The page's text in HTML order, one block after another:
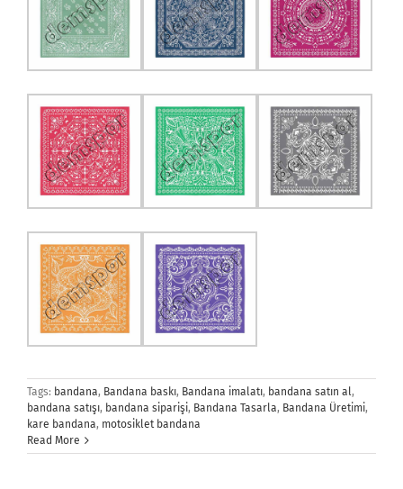
Tags: bandana, Bandana baskı, Bandana imalatı, bandana satın al,
bandana satışı, bandana siparişi, Bandana Tasarla, Bandana Üretimi,
kare bandana, motosiklet bandana
Read More